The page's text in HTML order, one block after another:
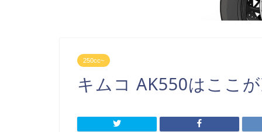
250cc~
キムコ AK550はここ